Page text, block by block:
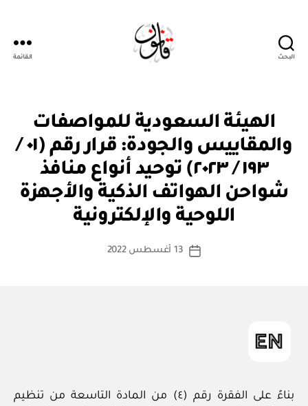
البحث القائمة
التصنيفات
ار
و
الهيئة السعودية للمواصفات
والمقاييس والجودة: قرار رقم (٠١ /
١٩٣ / ٢٠٢٣) توحيد أنواع منافذ
شواحن الهواتف الذكية والأجهزة
اللوحية والإلكترونية
كاتب
بو
س
ة
تاريخ
13 أغسطس 2022
بناءً على الفقرة رقم (٤) من المادة التاسعة من تنظيم